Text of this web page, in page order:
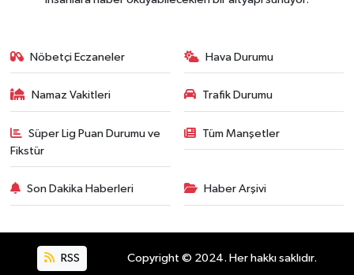
Nöbetçi Eczaneler Hava Durumu
Namaz Vakitleri Trafik Durumu
Süper Lig Puan Durumu ve
Fikstür
Tüm Manşetler
Son Dakika Haberleri Haber Arşivi
RSS Copyright © 2024. Her hakkı saklıdır.